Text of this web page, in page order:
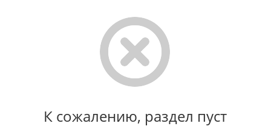
К сожалению, раздел пуст